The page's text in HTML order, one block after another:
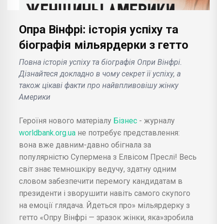
Опра Вінфрі: історія успіху та
біографія мільярдерки з гетто
Повна історія успіху та біографія Опри Вінфрі.
Дізнайтеся докладно в чому секрет її успіху, а
також цікаві факти про найвпливовішу жінку
Америки
Героїня нового матеріалу Бізнес - журналу
worldbank.org.ua не потребує представлення:
вона вже давним-давно обігнала за
популярністю Супермена з Елвісом Преслі! Весь
світ знає темношкіру ведучу, здатну одним
словом забезпечити перемогу кандидатам в
президенти і зворушити навіть самого скупого
на емоції глядача. Йдеться про» мільярдерку з
гетто «Опру Вінфрі — зразок жінки, яка»зробила